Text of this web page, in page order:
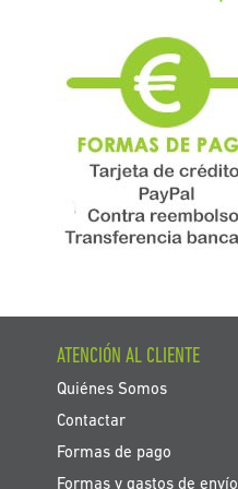
ATENCIÓN AL CLIENTE
Quiénes Somos
Contactar
Formas de pago
Formas y gastos de envío